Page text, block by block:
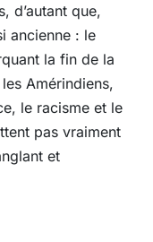
d’autant que,
ancienne : le
la fin de la
Amérindiens,
le racisme et le
pas vraiment
et